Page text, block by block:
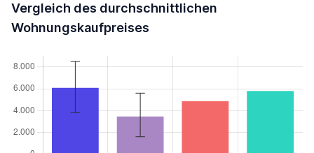
Vergleich des durchschnittlichen
Wohnungskaufpreises